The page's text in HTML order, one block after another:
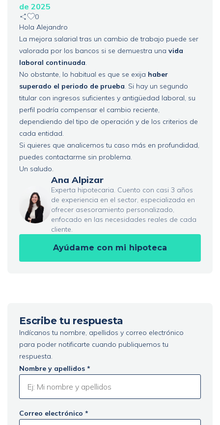
de 2025
0
Hola Alejandro
La mejora salarial tras un cambio de trabajo puede ser
valorada por los bancos si se demuestra una vida
laboral continuada.
No obstante, lo habitual es que se exija haber
superado el periodo de prueba. Si hay un segundo
titular con ingresos suficientes y antigüedad laboral, su
perfil podría compensar el cambio reciente,
dependiendo del tipo de operación y de los criterios de
cada entidad.
Si quieres que analicemos tu caso más en profundidad,
puedes contactarme sin problema.
Un saludo.
Ana Alpizar
Experta hipotecaria. Cuento con casi 3 años
de experiencia en el sector, especializada en
ofrecer asesoramiento personalizado,
enfocado en las necesidades reales de cada
cliente.
Ayúdame con mi hipoteca
Escribe tu respuesta
Indícanos tu nombre, apellidos y correo electrónico
para poder notificarte cuando publiquemos tu
respuesta.
Nombre y apellidos *
Correo electrónico *